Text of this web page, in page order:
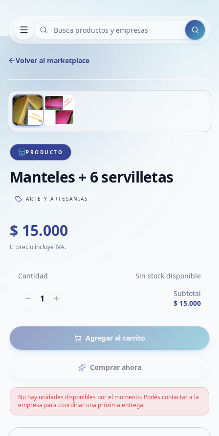
Buscar
Volver al marketplace
1/2
PRODUCTO
Manteles + 6 servilletas
ARTE Y ARTESANIAS
$ 15.000
El precio incluye IVA.
Cantidad Sin stock disponible
1
Subtotal
$ 15.000
Agregar al carrito
Comprar ahora
No hay unidades disponibles por el momento. Podés contactar a la
empresa para coordinar una próxima entrega.